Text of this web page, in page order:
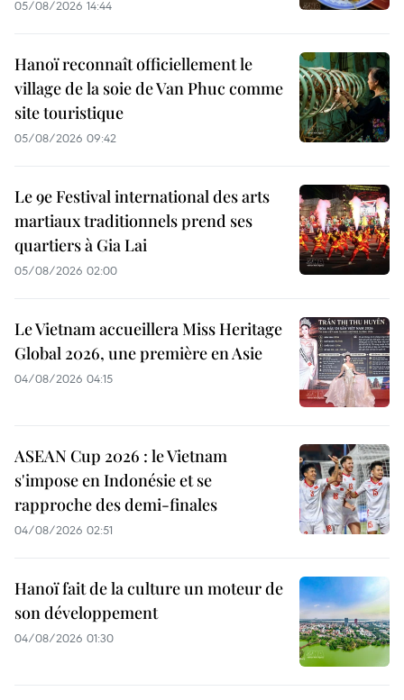
05/08/2026 14:44
Hanoï reconnaît officiellement le
village de la soie de Van Phuc comme
site touristique
05/08/2026 09:42
Le 9e Festival international des arts
martiaux traditionnels prend ses
quartiers à Gia Lai
05/08/2026 02:00
Le Vietnam accueillera Miss Heritage
Global 2026, une première en Asie
04/08/2026 04:15
ASEAN Cup 2026 : le Vietnam
s'impose en Indonésie et se
rapproche des demi-finales
04/08/2026 02:51
Hanoï fait de la culture un moteur de
son développement
04/08/2026 01:30